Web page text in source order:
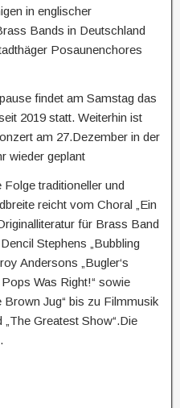
in englischer
Bands in Deutschland
Posaunenchores
findet am Samstag das
2019 statt. Weiterhin ist
am 27.Dezember in der
wieder geplant
Folge traditioneller und
reicht vom Choral „Ein
für Brass Band
Stephens „Bubbling
Andersons „Bugler‘s
Was Right!“ sowie
Brown Jug“ bis zu Filmmusik
Greatest Show“.Die